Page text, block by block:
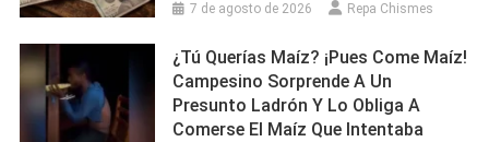
7 de agosto de 2026 Repa Chismes
¿Tú Querías Maíz? ¡Pues Come Maíz!
Campesino Sorprende A Un
Presunto Ladrón Y Lo Obliga A
Comerse El Maíz Que Intentaba